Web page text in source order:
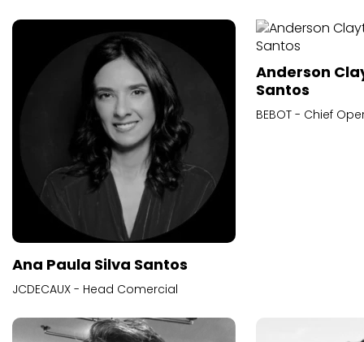
Ana Paula Silva Santos
JCDECAUX - Head Comercial
Anderson
Santos
BEBOT - Chief